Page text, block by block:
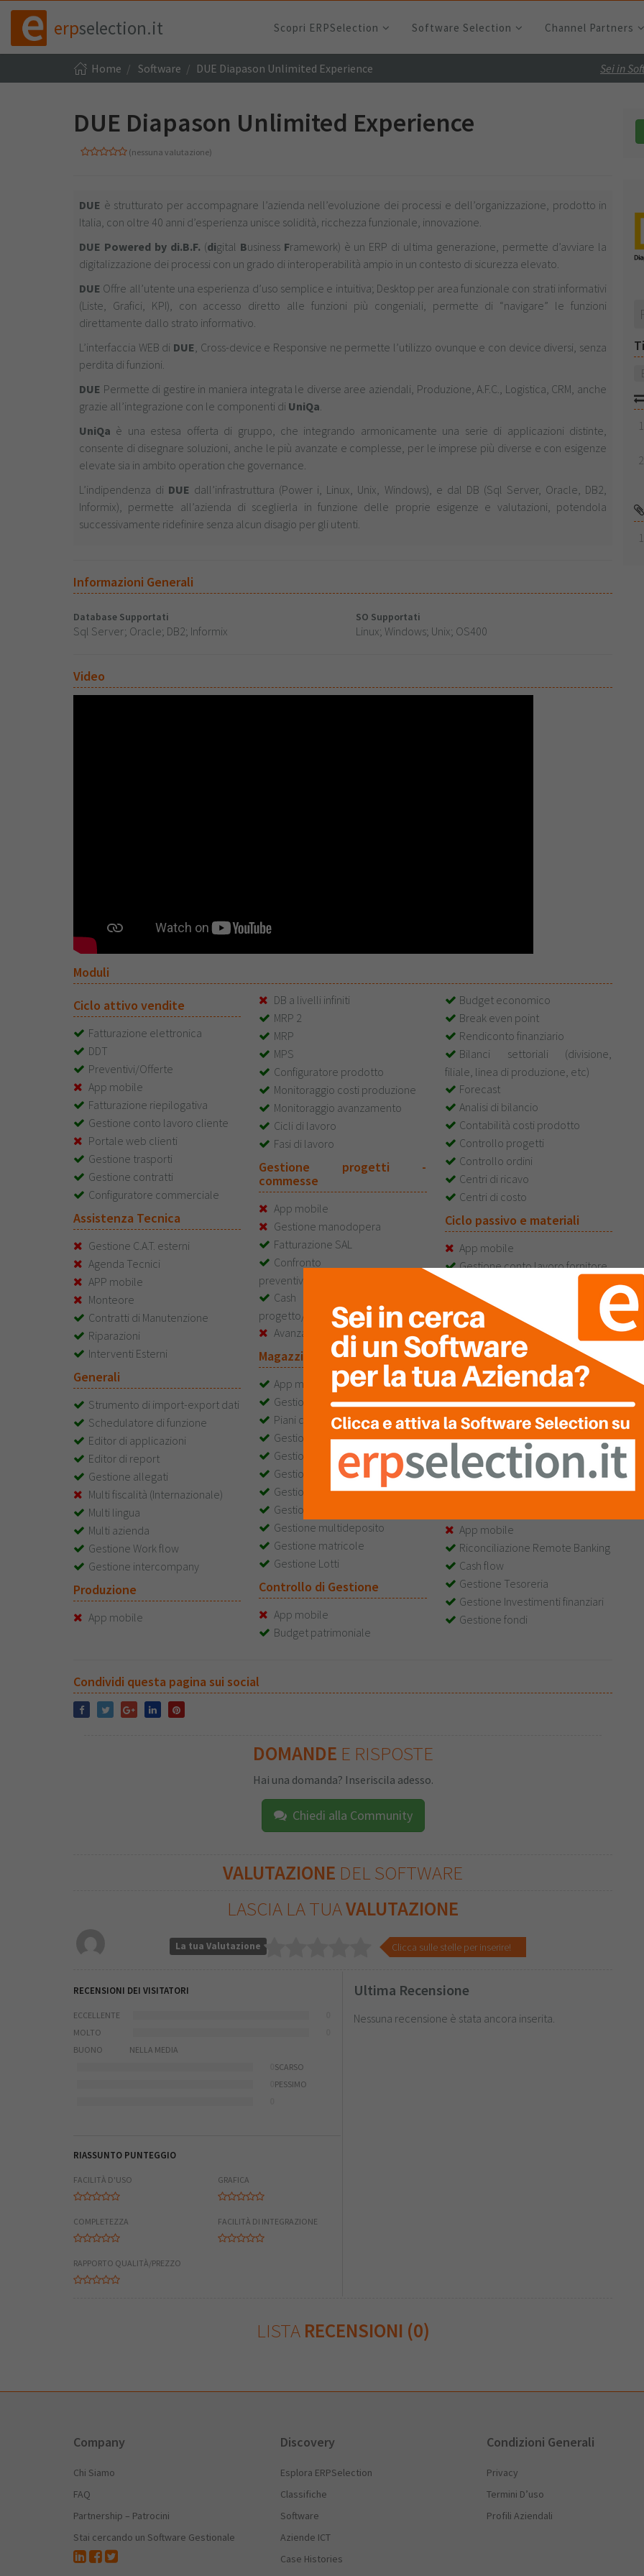
erpselection.it Scopri ERPSelection Software Selection Channel Partners
Home Software DUE Diapason Unlimited Experience Sei in
DUE Diapason Unlimited Experience
(nessuna valutazione)
DUE è strutturato per accompagnare l’azienda nell’evoluzione dei processi e dell’organizzazione, prodotto in
Italia, con oltre 40 anni d’esperienza unisce solidità, ricchezza funzionale, innovazione.
DUE Powered by di.B.F. (digital Business Framework) è un ERP di ultima generazione, permette d’avviare la
digitalizzazione dei processi con un grado di interoperabilità ampio in un contesto di sicurezza elevato.
DUE Offre all’utente una esperienza d’uso semplice e intuitiva; Desktop per area funzionale con strati informativi
(Liste, Grafici, KPI), con accesso diretto alle funzioni più congeniali, permette di “navigare” le funzioni
direttamente dallo strato informativo.
L’interfaccia WEB di DUE, Cross-device e Responsive ne permette l’utilizzo ovunque e con device diversi, senza
perdita di funzioni.
DUE Permette di gestire in maniera integrata le diverse aree aziendali, Produzione, A.F.C., Logistica, CRM, anche
grazie all’integrazione con le componenti di UniQa.
UniQa è una estesa offerta di gruppo, che integrando armonicamente una serie di applicazioni distinte,
consente di disegnare soluzioni, anche le più avanzate e complesse, per le imprese più diverse e con esigenze
elevate sia in ambito operation che governance.
L’indipendenza di DUE dall’infrastruttura (Power i, Linux, Unix, Windows), e dal DB (Sql Server, Oracle, DB2,
Informix), permette all’azienda di sceglierla in funzione delle proprie esigenze e valutazioni, potendola
successivamente ridefinire senza alcun disagio per gli utenti.
Informazioni Generali
Database Supportati
Sql Server; Oracle; DB2; Informix
SO Supportati
Linux; Windows; Unix; OS400
Video
Moduli
Ciclo attivo vendite
Fatturazione elettronica
DDT
Preventivi/Offerte
App mobile
Fatturazione riepilogativa
Gestione conto lavoro cliente
Portale web clienti
Gestione trasporti
Gestione contratti
Configuratore commerciale
Assistenza Tecnica
Gestione C.A.T. esterni
Agenda Tecnici
APP mobile
Monteore
Contratti di Manutenzione
Riparazioni
Interventi Esterni
Generali
Strumento di import-export dati
Schedulatore di funzione
Editor di applicazioni
Editor di report
Gestione allegati
Multi fiscalità (Internazionale)
Multi lingua
Multi azienda
Gestione Work flow
Gestione intercompany
Produzione
App mobile
DB a livelli infiniti
MRP 2
MRP
MPS
Configuratore prodotto
Monitoraggio costi produzione
Monitoraggio avanzamento
Cicli di lavoro
Fasi di lavoro
Gestione progetti -
commesse
App mobile
Gestione manodopera
Fatturazione SAL
Confronto
preventivo/consuntivo
Cash flow di
progetto/commessa
Avanzamento commessa
Magazzino e logistica
App mobile
Gestione ubicazioni
Piani di spedizione
Gestione packing list
Gestione picking list
Gestione stock
Gestione scorte
Gestione multipla unità di misura
Gestione multideposito
Gestione matricole
Gestione Lotti
Controllo di Gestione
App mobile
Budget patrimoniale
Budget economico
Break even point
Rendiconto finanziario
Bilanci settoriali (divisione,
filiale, linea di produzione, etc)
Forecast
Analisi di bilancio
Contabilità costi prodotto
Controllo progetti
Controllo ordini
Centri di ricavo
Centri di costo
Ciclo passivo e materiali
App mobile
Gestione conto lavoro fornitore
Portale web fornitori
Controllo qualità
Controllo fatture fornitori
Contabilità e Finanza
App mobile
Bilancio consolidato
Gestione Banche
Gestione cespiti
Contabilità Clienti
Contabilità Fornitori
Piano dei conti livelli infiniti
App mobile
Riconciliazione Remote Banking
Cash flow
Gestione Tesoreria
Gestione Investimenti finanziari
Gestione fondi
Condividi questa pagina sui social
DOMANDE E RISPOSTE
Hai una domanda? Inseriscila adesso.
Chiedi alla Community
VALUTAZIONE DEL SOFTWARE
LASCIA LA TUAVALUTAZIONE
La tua Valutazione Clicca sulle stelle per inserire!
RECENSIONI DEI VISITATORI
ECCELLENTE
MOLTO
BUONO
NELLA MEDIA
SCARSO
PESSIMO
RIASSUNTO PUNTEGGIO
FACILITÀ D'USO GRAFICA
COMPLETEZZA FACILITÀ DI INTEGRAZIONE
RAPPORTO QUALITÀ/PREZZO
Ultima Recensione
Nessuna recensione è stata ancora inserita.
LISTA RECENSIONI (0)
Company
Chi Siamo
FAQ
Partnership – Patrocini
Stai cercando un Software Gestionale
Discovery
Esplora ERPSelection
Classifiche
Software
Aziende ICT
Case Histories
Condizioni Generali
Privacy
Termini D’uso
Profili Aziendali